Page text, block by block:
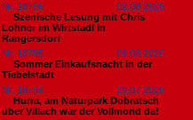
Nr. 18796
02.08.2026
Szenische Lesung mit Chris
Lohner im Wirtstadl in
Rangersdorf
Nr. 18795
01.08.2026
Sommer Einkaufsnacht in der
Tiebelstadt
Nr. 18794
29.07.2026
Hurra, am Naturpark Dobratsch
über Villach war der Vollmond da!